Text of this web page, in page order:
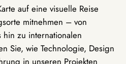
auf eine visuelle Reise
mitnehmen – von
zu internationalen
Sie, wie Technologie, Design